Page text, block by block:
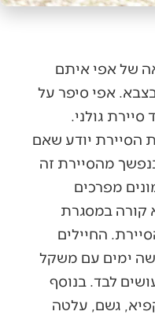
של אפי איתם
אפי סיפר על
גולני.
הסיירת יודע שאם
מהסיירת זה
מפרכים
קורה במסגרת
החיילים
ק״מ בשלושה ימים עם משקל
לבד. בנוסף
גשם, עלטה